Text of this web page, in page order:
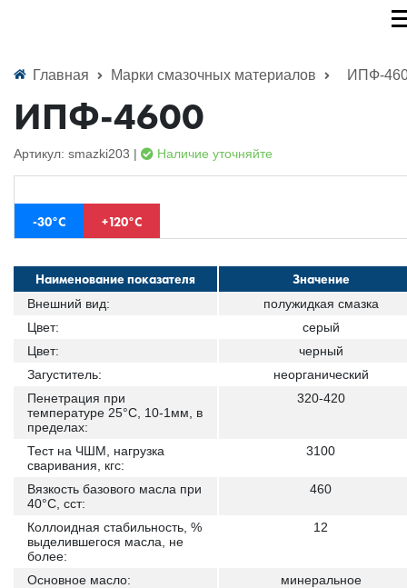
Главная Марки смазочных материалов ИПФ-
ИПФ-4600
Артикул: smazki203 | Наличие уточняйте
-30°С +120°С
Наименование показателя Значение
Внешний вид:
полужидкая смазка
Цвет:
серый
Цвет:
черный
Загуститель:
неорганический
Пенетрация при
температуре 25°С, 10-1мм, в
пределах:
320-420
Тест на ЧШМ, нагрузка
сваривания, кгс:
3100
Вязкость базового масла при
40°C, сст:
460
Коллоидная стабильность, %
выделившегося масла, не
более:
12
Основное масло:
минеральное